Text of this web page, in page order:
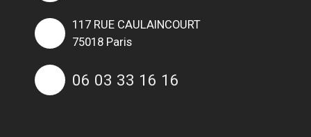
117 RUE CAULAINCOURT
75018 Paris
06 03 33 16 16